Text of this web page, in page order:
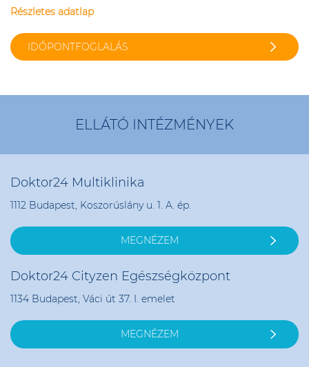
Részletes adatlap
IDŐPONTFOGLALÁS
ELLÁTÓ INTÉZMÉNYEK
Doktor24 Multiklinika
1112 Budapest, Koszorúslány u. 1. A. ép.
MEGNÉZEM
Doktor24 Cityzen Egészségközpont
1134 Budapest, Váci út 37. I. emelet
MEGNÉZEM